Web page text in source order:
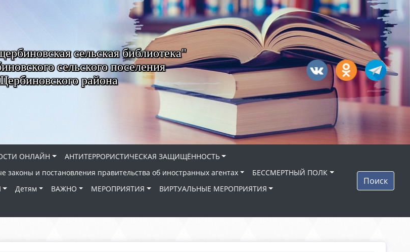
сельская библиотека"
сельского поселения
района
ОНЛАЙН
АНТИТЕРРОРИСТИЧЕСКАЯ ЗАЩИЩЁННОСТЬ
законы и постановления правительства об иностранных агентах
БЕССМЕРТНЫЙ ПОЛК
Детям ВАЖНО МЕРОПРИЯТИЯ
ВИРТУАЛЬНЫЕ МЕРОПРИЯТИЯ
Поиск